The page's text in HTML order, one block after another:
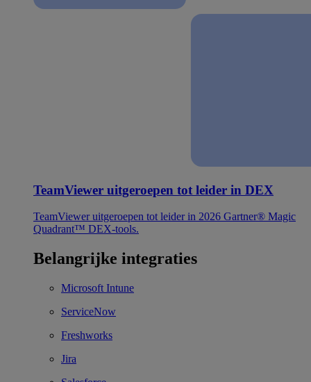
TeamViewer uitgeroepen tot leider in DEX
TeamViewer uitgeroepen tot leider in 2026 Gartner® Magic
Quadrant™ DEX-tools.
Belangrijke integraties
Microsoft Intune
ServiceNow
Freshworks
Jira